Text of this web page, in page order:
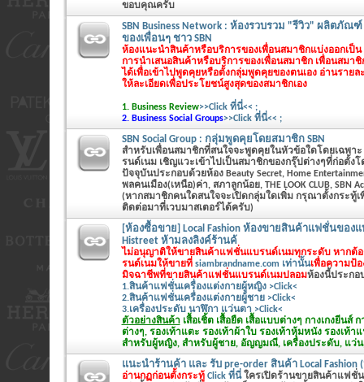
ขอบคุณครับ
SBN Business Network : ห้องรวบรวม "รีวิว" ผลิตภัณ
ของเพื่อนๆ ชาว SBN
ห้องแนะนำสินค้าหรือบริการของเพื่อนสมาชิกแบ่งออกเป็
การนำเสนอสินค้าหรือบริการของเพื่อนสมาชิก เพื่อนสมา
ได้เพื่อเข้าไปพูดคุยหรือตั้งกลุ่มพูดคุยของตนเอง อ่านรายล
ให้ละเอียดเพื่อประโยชน์สูงสุดของสมาชิกเอง
1. Business Review>>Click ที่นี่<< ;
2. Business Social Groups>>Click ที่นี่<< ;
SBN Social Group : กลุ่มพูดคุยโดยสมาชิก SBN
สำหรับเพื่อนสมาชิกที่สนใจจะพูดคุยในหัวข้อใดโดยเฉพา
รนด์เนม เชิญแวะเข้าไปเป็นสมาชิกของกรุ๊ปต่างๆที่ก่อตั้งโ
ปัจจุบันประกอบด้วยห้อง Beauty Secret, Home
พลคนเมือง(เหนือ)ค่า, สภาลูกน้อย, THE LOOK CLUB, SBN
(หากสมาชิกคนใดสนใจจะเปิดกลุ่มใดเพิ่ม กรุณาตั้งกระทู้
ติดต่อมาที่เวบมาสเตอร์ได้ครับ)
[ห้องซื้อขาย] Local Fashion ห้องขายสินค้าแฟชั่นของแ
Histreet ห้ามลงลิงค์ร้านค้
ไม่อนุญาติให้ขายสินค้าแฟชั่นแบรนด์เนมทุกระดับ หากต้
รนด์เนมให้ขายที่ siambrandname.com เท่านั้นเพื่อความป้อ
มิจฉาชีพที่ขายสินค้าแฟชั่นแบรนด์เนมปลอมห้องนี้ประกอ
1.สินค้าแฟชั่นเครื่องแต่งกายผู้หญิง >Click<
2.สินค้าแฟชั่นเครื่องแต่งกายผู้ชาย >Click<
3.เครื่องประดับ นาฬิกา แว่นตา >Click<
ตัวอย่างสินค้าเสื้อเชิ้ต เสื้อยืด เสื้อแบบต่างๆ กางเกงยีนส์ ก
ต่างๆ, รองเท้าแตะ รองเท้าผ้าใบ รองเท้าหุ้มหนัง รองเท้
สำหรับผู้หญิง, สำหรับผู้ชาย, อัญญมณี, เครื่องประดับ, แว่
แนะนำร้านค้า และ รับ pre-order สินค้า Local
อ่านกฏก่อนตั้งกระทู้ Click ที่นี่ ใครเปิดร้านขายสินค้าแฟชั่